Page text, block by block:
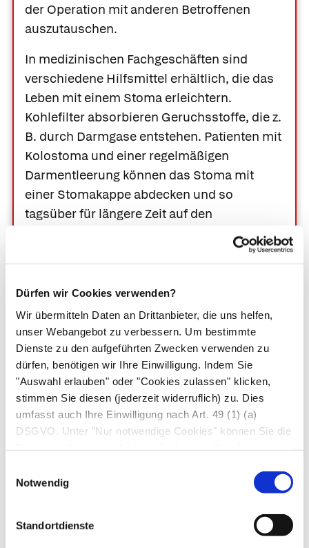
Dürfen wir Cookies verwenden?
Wir übermitteln Daten an Drittanbieter, die uns helfen,
unser Webangebot zu verbessern. Um bestimmte
Dienste zu den aufgeführten Zwecken verwenden zu
dürfen, benötigen wir Ihre Einwilligung. Indem Sie
"Auswahl erlauben" oder "Cookies zulassen" klicken,
stimmen Sie diesen (jederzeit widerruflich) zu. Dies
umfasst auch Ihre Einwilligung nach Art. 49 (1) (a)
DSGVO. Unter "Nur notwendige Cookies" können Sie die
Notwendig
Standortdienste
der Operation mit anderen Betroffenen
auszutauschen.
In medizinischen Fachgeschäften sind
verschiedene Hilfsmittel erhältlich, die das
Leben mit einem Stoma erleichtern.
Kohlefilter absorbieren Geruchsstoffe, die z.
B. durch Darmgase entstehen. Patienten mit
Kolostoma und einer regelmäßigen
Darmentleerung können das Stoma mit
einer Stomakappe abdecken und so
tagsüber für längere Zeit auf den
Stomabeutel verzichten. Mithilfe einer
täglichen Kolonspülung lässt sich die
die Abdeckung des Stomas mit einer Kappe
oft möglich ist. Um das Festkleben des
Beutels nicht zu beeinträchtigen, ist die
Benutzung von Salben oder fetthaltigen
Cremes rund um das Stoma ungeeignet.
Beim Waschen sollten stets frische
Waschlappen verwendet werden, damit
keine Keime aus der Stoma-Umgebung
Speziell ausgebildete Fachberater für
können bei der Stoma-Eingewöhnung
und bei hartnäckigen Ernährungs- und